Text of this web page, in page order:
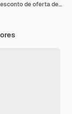
Pendurado o ícone de marca vermelha. Desconto de oferta de preço e design de mercado. Design isolado. Ilustração vetorial